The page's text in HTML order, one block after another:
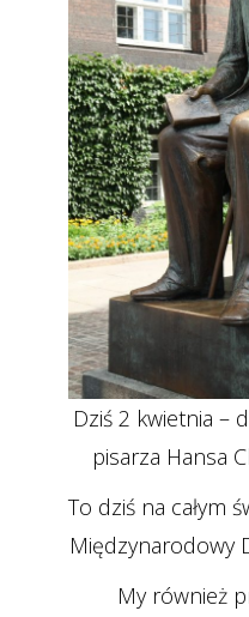
Dziś 2 kwietnia –
pisarza Hansa
To dziś na całym
Międzynarodowy
My również